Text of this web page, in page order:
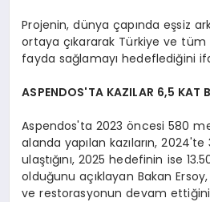
Projenin, dünya çapında eşsiz
ortaya çıkararak Türkiye ve tüm
fayda sağlamayı hedeflediğini
ASPENDOS'TA KAZILAR 6,5 KAT
Aspendos'ta 2023 öncesi 580
alanda yapılan kazıların,
ulaştığını, 2025 hedefinin ise
olduğunu açıklayan Bakan Ersoy,
ve restorasyonun devam